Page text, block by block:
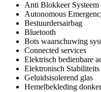
Anti Blokkeer Systeem
Autonomous
Bestuurdersairbag
Bluetooth
Bots waarschuwing
Connected services
Elektrisch bedienbare
Elektronisch Stabiliteits
Geluidsisolerend glas
Hemelbekleding donker